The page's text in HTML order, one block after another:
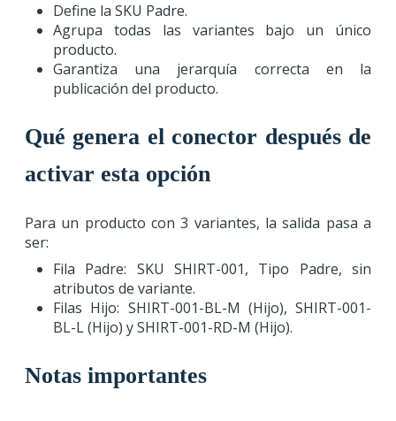
Define la SKU Padre.
Agrupa todas las variantes bajo un único
producto.
Garantiza una jerarquía correcta en la
publicación del producto.
Qué genera el conector después de
activar esta opción
Para un producto con 3 variantes, la salida pasa a
ser:
Fila Padre: SKU SHIRT-001, Tipo Padre, sin
atributos de variante.
Filas Hijo: SHIRT-001-BL-M (Hijo), SHIRT-001-
BL-L (Hijo) y SHIRT-001-RD-M (Hijo).
Notas importantes